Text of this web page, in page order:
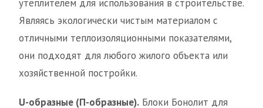
утеплителем для использования в строительстве.
Являясь экологически чистым материалом с
отличными теплоизоляционными показателями,
они подходят для любого жилого объекта или
хозяйственной постройки.
U-образные (П-образные). Блоки Бонолит для